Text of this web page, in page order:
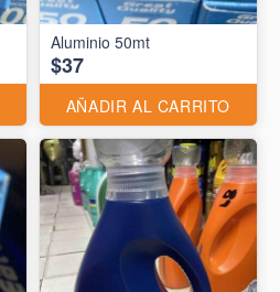
Aluminio 50mt
$37
AÑADIR AL CARRITO